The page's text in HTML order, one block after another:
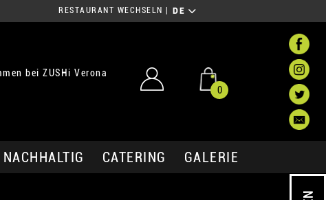
RESTAURANT WECHSELN DE
bei ZUSHi Verona
0
NACHHALTIG CATERING GALERIE